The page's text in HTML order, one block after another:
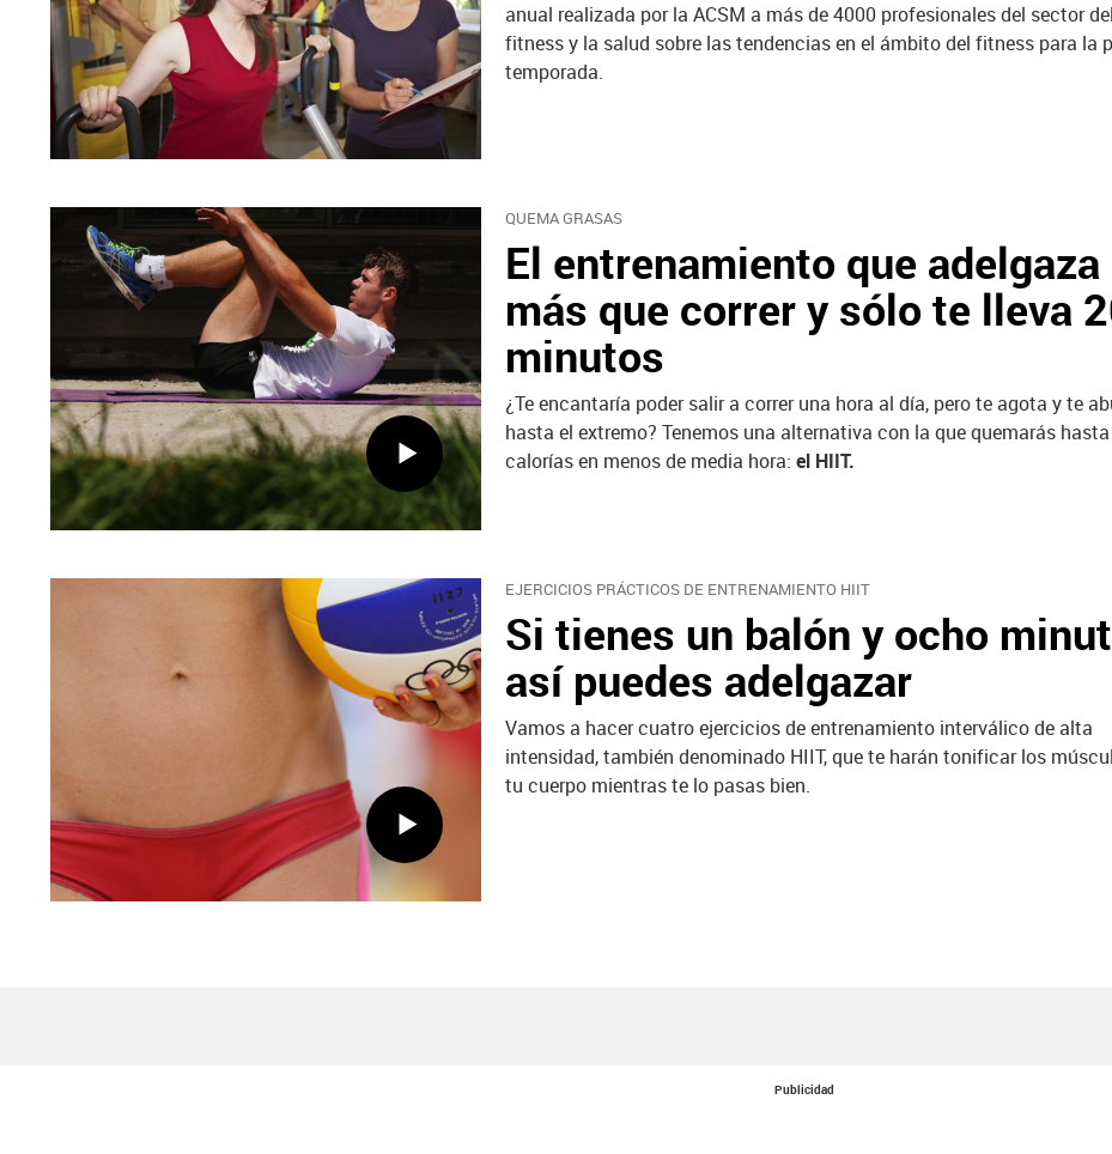
anual realizada por la ACSM a más de 4000 profesionales del sector del
fitness y la salud sobre las tendencias en el ámbito del fitness para la
temporada.
QUEMA GRASAS
El entrenamiento que adelgaza
más que correr y sólo te lleva
minutos
¿Te encantaría poder salir a correr una hora al día, pero te agota y te
hasta el extremo? Tenemos una alternativa con la que quemarás
calorías en menos de media hora: el HIIT.
EJERCICIOS PRÁCTICOS DE ENTRENAMIENTO HIIT
Si tienes un balón y ocho
así puedes adelgazar
Vamos a hacer cuatro ejercicios de entrenamiento interválico de alta
intensidad, también denominado HIIT, que te harán tonificar los
tu cuerpo mientras te lo pasas bien.
Publicidad